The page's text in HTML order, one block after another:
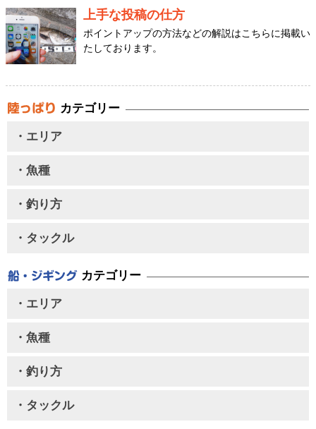
上手な投稿の仕方
ポイントアップの方法などの解説はこちらに掲載い
たしております。
カテゴリー
・エリア
・魚種
・釣り方
・タックル
カテゴリー
・エリア
・魚種
・釣り方
・タックル